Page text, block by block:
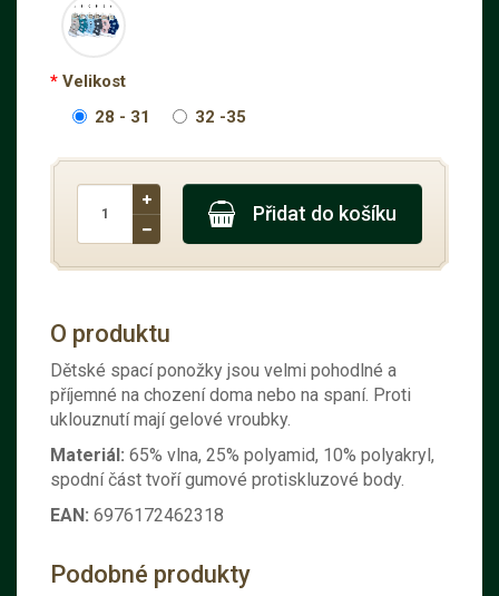
Velikost
28 - 31
32 -35
Přidat do košíku
O produktu
Dětské spací ponožky jsou velmi pohodlné a
příjemné na chození doma nebo na spaní. Proti
uklouznutí mají gelové vroubky.
Materiál: 65% vlna, 25% polyamid, 10% polyakryl,
spodní část tvoří gumové protiskluzové body.
EAN: 6976172462318
Podobné produkty